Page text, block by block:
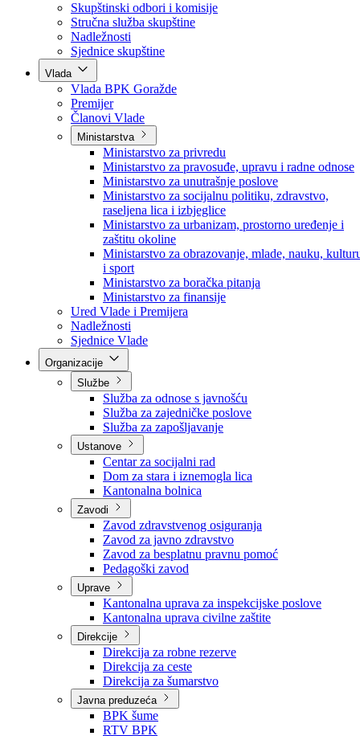
Poslanici po strankama
Poslanici po klubovima naroda
Kolegij skupštine
Skupštinski odbori i komisije
Stručna služba skupštine
Nadležnosti
Sjednice skupštine
Vlada
Vlada BPK Goražde
Premijer
Članovi Vlade
Ministarstva
Ministarstvo za privredu
Ministarstvo za pravosuđe, upravu i radne odnose
Ministarstvo za unutrašnje poslove
Ministarstvo za socijalnu politiku, zdravstvo,
raseljena lica i izbjeglice
Ministarstvo za urbanizam, prostorno uređenje i
zaštitu okoline
Ministarstvo za obrazovanje, mlade, nauku,
i sport
Ministarstvo za boračka pitanja
Ministarstvo za finansije
Ured Vlade i Premijera
Nadležnosti
Sjednice Vlade
Službe
Služba za odnose s javnošću
Služba za zajedničke poslove
Služba za zapošljavanje
Ustanove
Centar za socijalni rad
Dom za stara i iznemogla lica
Kantonalna bolnica
Zavodi
Zavod zdravstvenog osiguranja
Zavod za javno zdravstvo
Zavod za besplatnu pravnu pomoć
Pedagoški zavod
Uprave
Kantonalna uprava za inspekcijske poslove
Kantonalna uprava civilne zaštite
Direkcije
Direkcija za robne rezerve
Direkcija za ceste
Direkcija za šumarstvo